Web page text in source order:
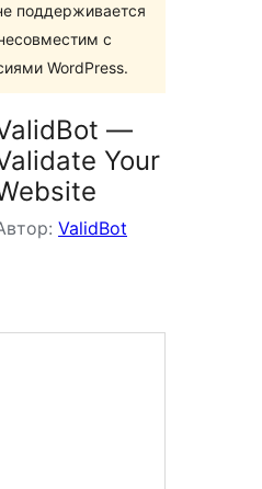
поддерживается
с
WordPress.
—
Your
ValidBot